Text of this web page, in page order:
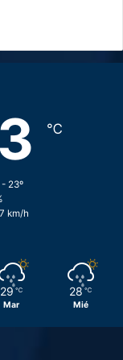
℃
23º
km/h
29 ℃
Mar
28 ℃
Mié